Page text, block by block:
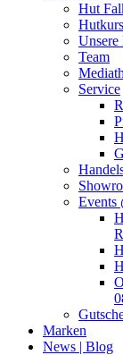
Hut
Unsere
Team
Service
Events
Marken
News | Blog